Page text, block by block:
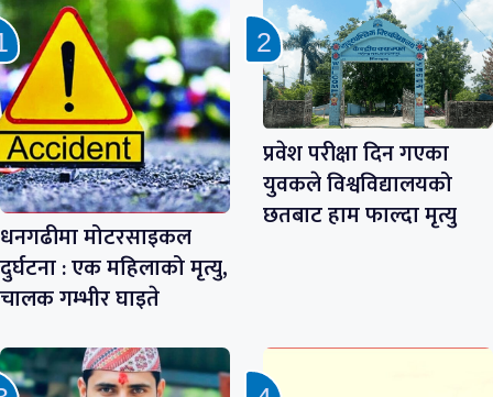
धनगढीमा मोटरसाइकल
दुर्घटना : एक महिलाको मृत्यु,
चालक गम्भीर घाइते
प्रवेश परीक्षा दिन गएका
युवकले विश्वविद्यालयको
छतबाट हाम फाल्दा मृत्यु